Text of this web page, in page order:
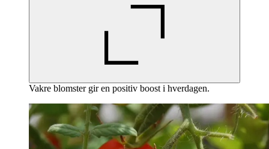
Vakre blomster gir en positiv boost i hverdagen.